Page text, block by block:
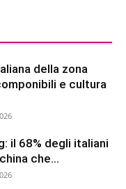
della zona
e cultura
il 68% degli italiani
che...